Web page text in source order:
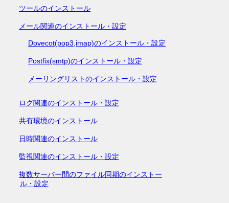
ツールのインストール
メール関連のインストール・設定
Dovecot(pop3,imap)のインストール・設定
Postfix(smtp)のインストール・設定
メーリングリストのインストール・設定
ログ関連のインストール・設定
共有環境のインストール
日時関連のインストール
監視関連のインストール・設定
複数サーバー間のファイル同期のインストー
ル・設定